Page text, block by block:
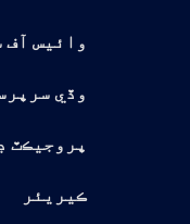
وائيس آف
وڏي
پروجيڪٽ
ڪيريئر